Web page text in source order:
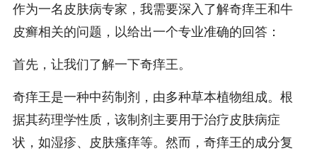
作为一名皮肤病专家，我需要深入了解奇痒王和牛
皮癣相关的问题，以给出一个专业准确的回答：
首先，让我们了解一下奇痒王。
奇痒王是一种中药制剂，由多种草本植物组成。根
据其药理学性质，该制剂主要用于治疗皮肤病症
状，如湿疹、皮肤瘙痒等。然而，奇痒王的成分复